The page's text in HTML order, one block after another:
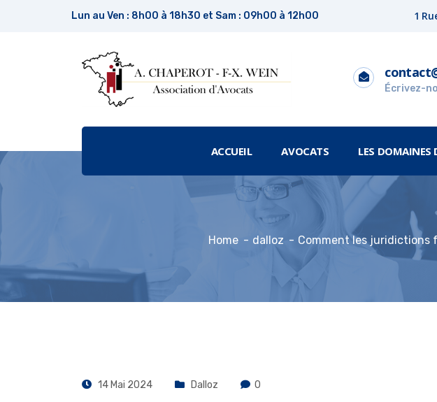
Lun au Ven : 8h00 à 18h30 et Sam : 09h00 à 12h00 1
Écrivez-
ACCUEIL AVOCATS LES DOMAINES
Home dalloz Comment les juridictions
14 Mai 2024 Dalloz 0